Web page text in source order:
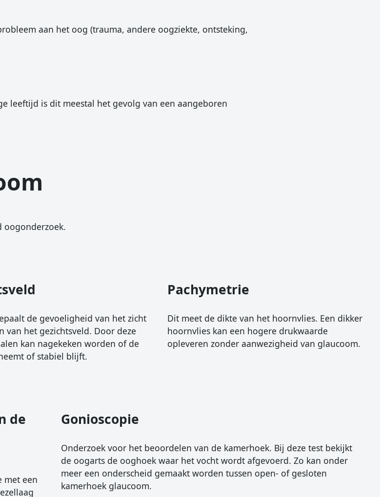
aan het oog (trauma, andere oogziekte, ontsteking,
leeftijd is dit meestal het gevolg van een aangeboren
oogonderzoek.
de gevoeligheid van het zicht
van het gezichtsveld. Door deze
kan nagekeken worden of de
of stabiel blijft.
Pachymetrie
Dit meet de dikte van het hoornvlies. Een dikker
hoornvlies kan een hogere drukwaarde
opleveren zonder aanwezigheid van glaucoom.
de
met een
Gonioscopie
Onderzoek voor het beoordelen van de kamerhoek. Bij deze test bekijkt
de oogarts de ooghoek waar het vocht wordt afgevoerd. Zo kan onder
meer een onderscheid gemaakt worden tussen open- of gesloten
kamerhoek glaucoom.